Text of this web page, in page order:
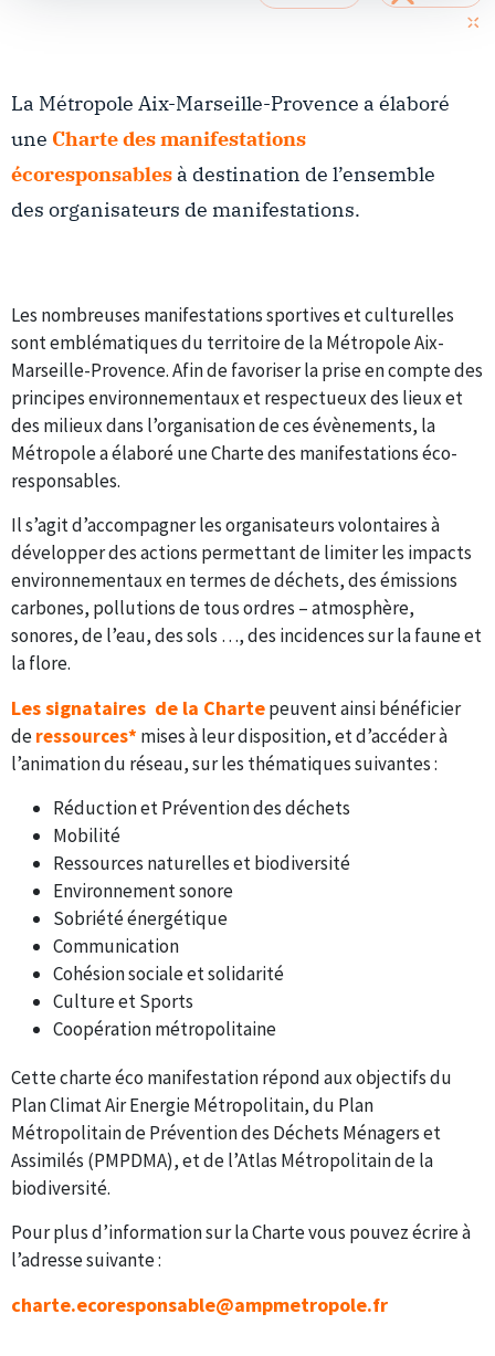
La Métropole Aix-Marseille-Provence a élaboré
une Charte des manifestations
écoresponsables à destination de l’ensemble
des organisateurs de manifestations.
Les nombreuses manifestations sportives et culturelles
sont emblématiques du territoire de la Métropole Aix-
Marseille-Provence. Afin de favoriser la prise en compte des
principes environnementaux et respectueux des lieux et
des milieux dans l’organisation de ces évènements, la
Métropole a élaboré une Charte des manifestations éco-
responsables.
Il s’agit d’accompagner les organisateurs volontaires à
développer des actions permettant de limiter les impacts
environnementaux en termes de déchets, des émissions
carbones, pollutions de tous ordres – atmosphère,
sonores, de l’eau, des sols …, des incidences sur la faune et
la flore.
Les signataires de la Chartepeuvent ainsi bénéficier
deressources* mises à leur disposition, et d’accéder à
l’animation du réseau, sur les thématiques suivantes :
Réduction et Prévention des déchets​
Mobilité​
Ressources naturelles et biodiversité
Environnement sonore​
Sobriété énergétique​
Communication​
Cohésion sociale et solidarité​
Culture et Sports​
Coopération métropolitaine
Cette charte éco manifestation répond aux objectifs du
Plan Climat Air Energie Métropolitain, du Plan
Métropolitain de Prévention des Déchets Ménagers et
Assimilés (PMPDMA), et de l’Atlas Métropolitain de la
biodiversité.
Pour plus d’information sur la Charte vous pouvez écrire à
l’adresse suivante :
charte.ecoresponsable@ampmetropole.fr